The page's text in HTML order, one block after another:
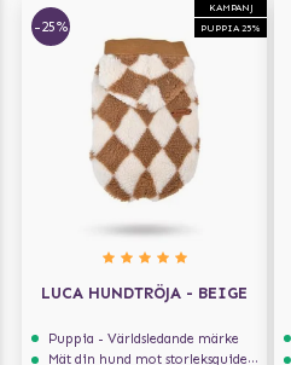
KAMPANJ
PUPPIA 25%
-25%
LUCA HUNDTRÖJA - BEIGE
Puppia - Världsledande märke
Mät din hund mot storleksguiden för att få rätt storlek